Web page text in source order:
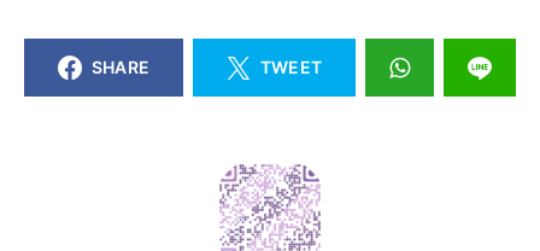
SHARE TWEET